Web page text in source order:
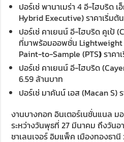
ปอร์เช่ พานาเมร่า 4 อี-ไฮบริด
Hybrid Executive) ราคาเริ่มต้
ปอร์เช่ คาเยนน์ อี-ไฮบริด คูเป้
ที่มาพร้อมออพชั่น Lightweight
Paint-to-Sample (PTS)ราคา
ปอร์เช่ คาเยนน์ อี-ไฮบริด
6.59 ล้านบาท
ปอร์เช่ มาคันน์ เอส (Macan S)
งานบางกอก อินเตอร์เนชั่นแนล ม
ระหว่างวันพุธที่ 27 มีนาคม ถึงวัน
ชาเลนเจอร์ อิมแพ็ค เมืองทองธา